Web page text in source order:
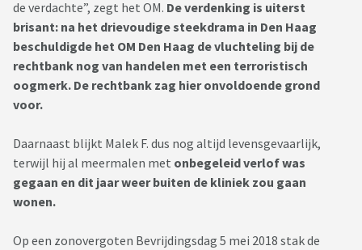
de verdachte”, zegt het OM. De verdenking is uiterst
brisant: na het drievoudige steekdrama in Den Haag
beschuldigde het OM Den Haag de vluchteling bij de
rechtbank nog van handelen met een terroristisch
oogmerk. De rechtbank zag hier onvoldoende grond
voor.
Daarnaast blijkt Malek F. dus nog altijd levensgevaarlijk,
terwijl hij al meermalen met onbegeleid verlof was
gegaan en dit jaar weer buiten de kliniek zou gaan
wonen.
Op een zonovergoten Bevrijdingsdag 5 mei 2018 stak de